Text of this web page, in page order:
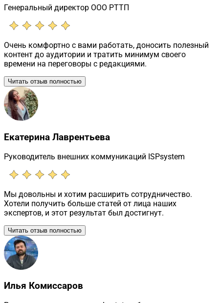
Генеральный директор ООО РТТП
Очень комфортно с вами работать, доносить полезный
контент до аудитории и тратить минимум своего
времени на переговоры с редакциями.
Читать отзыв полностью
Екатерина Лаврентьева
Руководитель внешних коммуникаций ISPsystem
Мы довольны и хотим расширить сотрудничество.
Хотели получить больше статей от лица наших
экспертов, и этот результат был достигнут.
Читать отзыв полностью
Илья Комиссаров